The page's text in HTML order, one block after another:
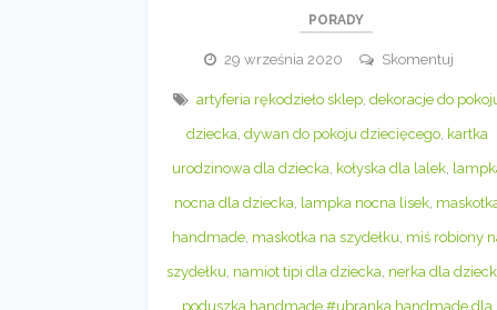
PORADY
29 września 2020 Skomentuj
–
dla
artyferia rękodzieło sklep,dekoracje do
dziecka,dywan do pokoju dziecięcego, kartka
urodzinowa dla dziecka, kołyska dla lalek,
nocna dla dziecka, lampka nocna lisek,
handmade, maskotka na szydełku, miś robiony
szydełku, namiot tipi dla dziecka, nerka dla
poduszka handmade #ubranka handmade dla